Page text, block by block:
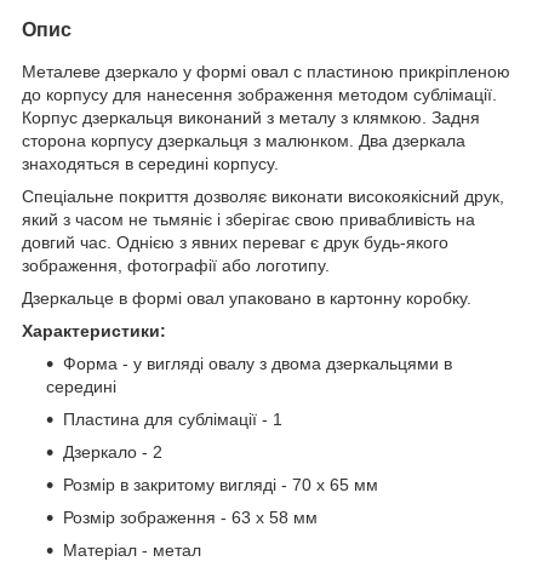
Опис
Металеве дзеркало у формі овал c пластиною прикріпленою
до корпусу для нанесення зображення методом сублімації.
Корпус дзеркальця виконаний з металу з клямкою. Задня
сторона корпусу дзеркальця з малюнком. Два дзеркала
знаходяться в середині корпусу.
Спеціальне покриття дозволяє виконати високоякісний друк,
який з часом не тьмяніє і зберігає свою привабливість на
довгий час. Однією з явних переваг є друк будь-якого
зображення, фотографії або логотипу.
Дзеркальце в формі овал упаковано в картонну коробку.
Характеристики:
Форма - у вигляді овалу з двома дзеркальцями в
середині
Пластина для сублімації - 1
Дзеркало - 2
Розмір в закритому вигляді - 70 x 65 мм
Розмір зображення - 63 х 58 мм
Матеріал - метал